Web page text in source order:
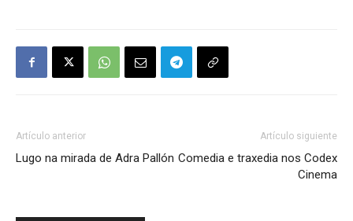
Artículo anterior
Lugo na mirada de Adra Pallón
Artículo siguiente
Comedia e traxedia nos Codex
Cinema